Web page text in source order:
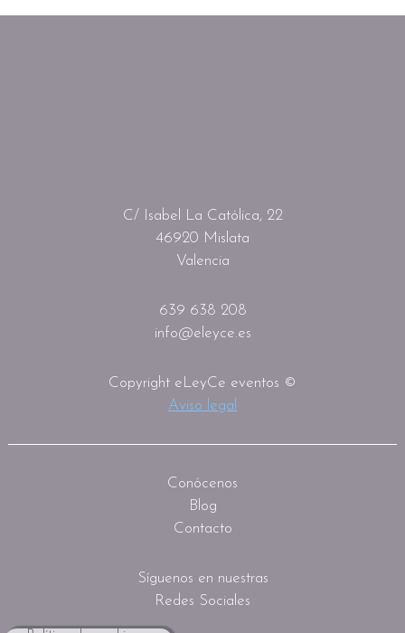
C/ Isabel La Católica, 22
46920 Mislata
Valencia
639 638 208
info@eleyce.es
Copyright eLeyCe eventos ©
Aviso legal
Conócenos
Blog
Contacto
Síguenos en nuestras
Redes Sociales